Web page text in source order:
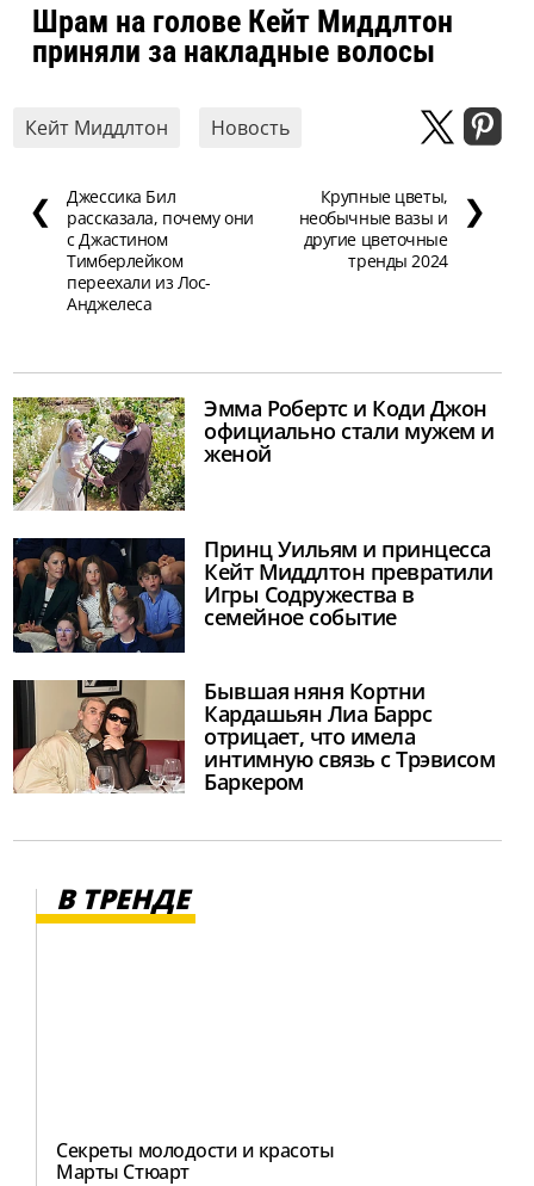
Шрам на голове Кейт Миддлтон
приняли за накладные волосы
Кейт Миддлтон Новость
❮
Джессика Бил
рассказала, почему они
с Джастином
Тимберлейком
переехали из Лос-
Анджелеса
Крупные цветы,
необычные вазы и
другие цветочные
тренды 2024
❯
Эмма Робертс и Коди Джон
официально стали мужем и
женой
Принц Уильям и принцесса
Кейт Миддлтон превратили
Игры Содружества в
семейное событие
Бывшая няня Кортни
Кардашьян Лиа Баррс
отрицает, что имела
интимную связь с Трэвисом
Баркером
В ТРЕНДЕ
Секреты молодости и красоты
Марты Стюарт